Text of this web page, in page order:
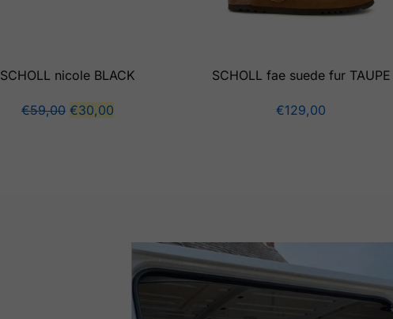
SCHOLL nicole BLACK
€59,00 €30,00
SCHOLL fae suede fur TAUPE
€129,00